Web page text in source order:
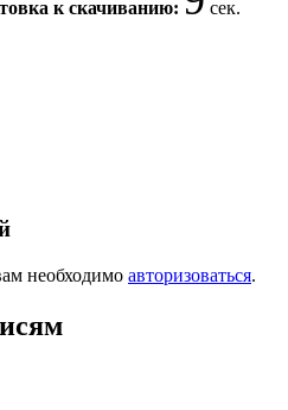
к скачиванию:
сек.
необходимо авторизоваться.